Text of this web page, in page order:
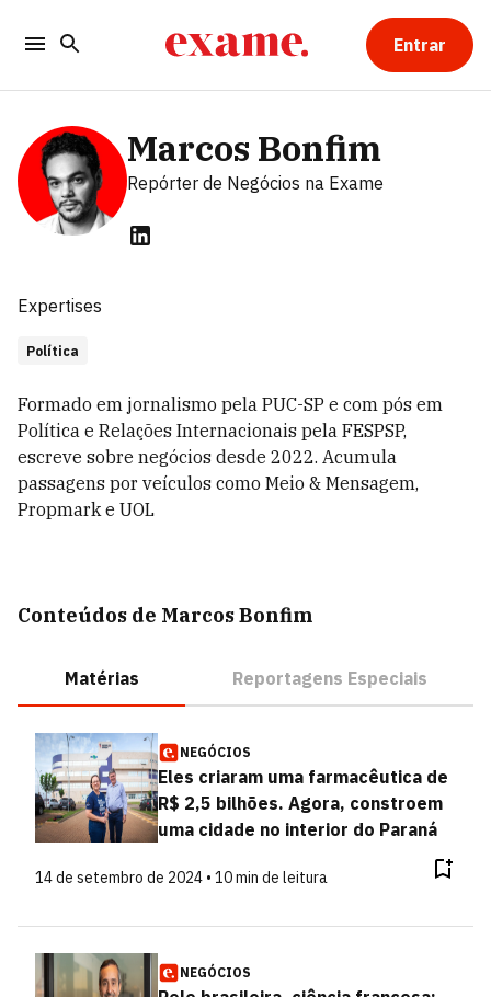
Entrar
Marcos Bonfim
Repórter de Negócios na Exame
Expertises
Política
Formado em jornalismo pela PUC-SP e com pós em
Política e Relações Internacionais pela FESPSP,
escreve sobre negócios desde 2022. Acumula
passagens por veículos como Meio & Mensagem,
Propmark e UOL
Conteúdos de Marcos Bonfim
Matérias Reportagens Especiais
NEGÓCIOS
Eles criaram uma farmacêutica de
R$ 2,5 bilhões. Agora, constroem
uma cidade no interior do Paraná
14 de setembro de 2024 • 10 min de leitura
NEGÓCIOS